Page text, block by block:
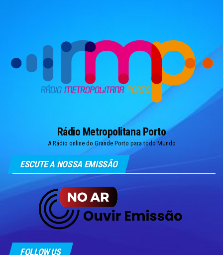
Rádio Metropolitana Porto
A Rádio online do Grande Porto para todo Mundo
ESCUTE A NOSSA EMISSÃO
FOLLOW US